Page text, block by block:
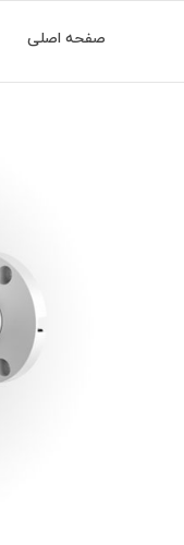
content
صفحه اصلی